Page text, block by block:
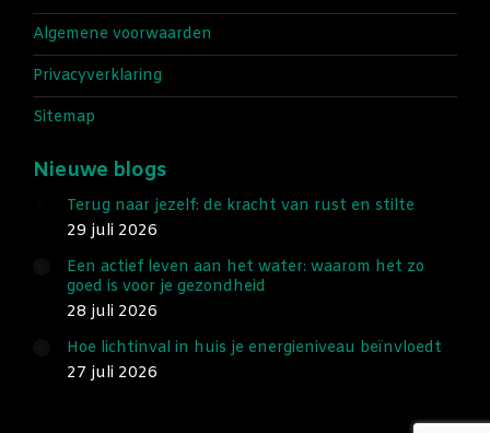
Algemene voorwaarden
Privacyverklaring
Sitemap
Nieuwe blogs
Terug naar jezelf: de kracht van rust en stilte
29 juli 2026
Een actief leven aan het water: waarom het zo
goed is voor je gezondheid
28 juli 2026
Hoe lichtinval in huis je energieniveau beïnvloedt
27 juli 2026